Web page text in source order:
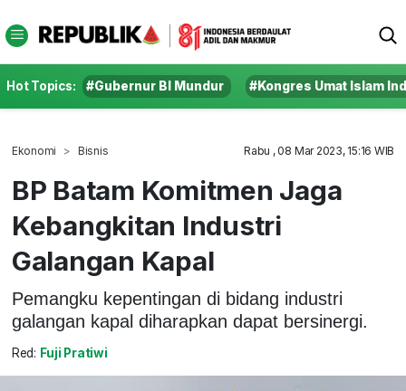
Hot Topics: #Gubernur BI Mundur #Kongres Umat Islam
Ekonomi Bisnis Rabu , 08 Mar 2023, 15:16 WIB
BP Batam Komitmen Jaga
Kebangkitan Industri
Galangan Kapal
Pemangku kepentingan di bidang industri
galangan kapal diharapkan dapat bersinergi.
Red: Fuji Pratiwi